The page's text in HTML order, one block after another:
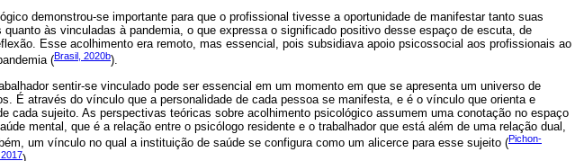
demonstrou-se importante para que o profissional tivesse a oportunidade de manifestar tanto suas
quanto às vinculadas à pandemia, o que expressa o significado positivo desse espaço de escuta, de
Esse acolhimento era remoto, mas essencial, pois subsidiava apoio psicossocial aos profissionais ao
(Brasil, 2020b).
sentir-se vinculado pode ser essencial em um momento em que se apresenta um universo de
É através do vínculo que a personalidade de cada pessoa se manifesta, e é o vínculo que orienta e
cada sujeito. As perspectivas teóricas sobre acolhimento psicológico assumem uma conotação no espaço
mental, que é a relação entre o psicólogo residente e o trabalhador que está além de uma relação dual,
um vínculo no qual a instituição de saúde se configura como um alicerce para esse sujeito (Pichon-